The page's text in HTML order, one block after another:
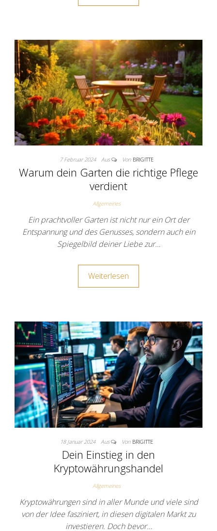
7 Februar 2024 Aus Von BRIGITTE
Warum dein Garten die richtige Pflege
verdient
Allgemeines
Ein prachtvoller Garten ist nicht nur ein Ort der
Entspannung und des Genusses, sondern auch ein
Spiegelbild deiner Liebe zur…
Weiterlesen
18 Januar 2024 Aus Von BRIGITTE
Dein Einstieg in den
Kryptowährungshandel
Allgemeines
Kryptowährungen sind in aller Munde und viele sind
von der Idee fasziniert, in diesen digitalen Markt zu
investieren. Doch bevor…